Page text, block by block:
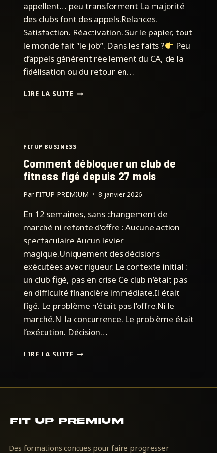
appellent… peu transforment La majorité
des clubs font des appels.Relances.
Satisfaction. Réactivation. Sur le papier, tout
le monde fait “le job”. Dans les faits ?
Peu
d’appels génèrent réellement du CA, de la
fidélisation ou du retour en…
LIRE LA SUITEPOURQUOI
APPELS…
FITUP BUSINESS
Comment débloquer un club de
fitness figé depuis 27 mois
Par FITUP PREMIUM 8 janvier 2026
En 12 semaines, sans changement de
marché ni refonte d’offre : Aucune action
spectaculaire.Aucun levier
magique.Uniquement des décisions
exécutées avec rigueur. Le contexte initial :
un club figé, pas en crise Ce club n’était pas
en difficulté financière immédiate.Il était
figé. Le problème n’était pas l’offre.Ni le
marché.Ni la concurrence. Le problème était
l’exécution. Décision…
LIRE LA SUITECOMMENT
DEPUIS
FitUp
Des formations concues pour faire progresser